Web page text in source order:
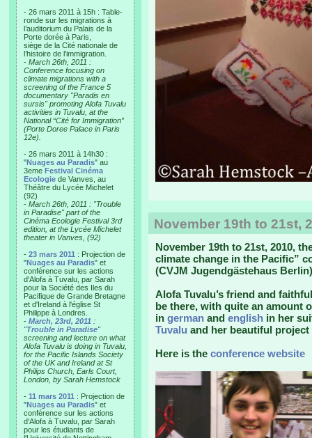
- 26 mars 2011 à 15h : Table-
ronde sur les migrations à
l’auditorium du Palais de la
Porte dorée à Paris,
siège de la Cité nationale de
l’histoire de l’immigration.
- March 26th, 2011 :
Conference focusing on
climate migrations with a
screening of the France 5
documentary "Paradis en
sursis" promoting Alofa Tuvalu
activities in Tuvalu, at the
National “Cité for Immigration”
(Porte Doree Palace in Paris
12e).
- 26 mars 2011 à 14h30 :
"Nuages au Paradis" au
3eme Festival Cinéma
Ecologie de Vanves, au
Théâtre du Lycée Michelet
(92)
- March 26th, 2011 : "Trouble
in Paradise" part of the
Cinéma Ecologie Festival 3rd
edition, at the Lycée Michelet
theater in Vanves, (92)
- 23 mars 2011 : Projection de
"Nuages au Paradis" et
conférence sur les actions
d'Alofa à Tuvalu, par Sarah
pour la Société des Iles du
Pacifique de Grande Bretagne
et d'Ireland à l'église St
Philippe à Londres.
- March, 23rd, 2011 :
"Trouble in Paradise"
screening and lecture on what
Alofa Tuvalu is doing in Tuvalu,
for the Pacific Islands Society
of the UK and Ireland at St
Philips Church, Earls Court,
London, by Sarah Hemstock
- 11 mars 2011 : Projection de
"Nuages au Paradis" et
conférence sur les actions
d'Alofa à Tuvalu, par Sarah
pour les étudiants de
November 19th to 21st,
November 19th to 21st, 2010,
climate change in the Pacific”
(CVJM Jugendgästehaus
Alofa Tuvalu’s friend and
be there, with quite an amount
in german and english in her
Tuvalu and her beautiful project
Here is the conference website